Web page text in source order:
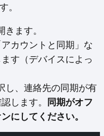
。
ます。
カウントと同期」な
す（デバイスによっ
し、連絡先の同期が有
します。
同期がオフ
にしてください。